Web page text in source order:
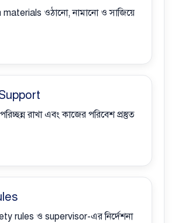
ওঠানো, নামানো ও সাজিয়ে
রাখা এবং কাজের পরিবেশ প্রস্তুত
rules ও supervisor-এর নির্দেশনা